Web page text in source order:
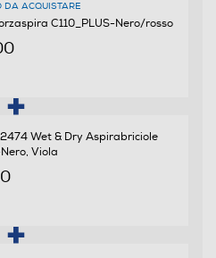
DA ACQUISTARE
C110_PLUS-Nero/rosso
Wet & Dry Aspirabriciole
Viola